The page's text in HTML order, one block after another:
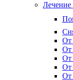
Лечение
От
От
От
От
От